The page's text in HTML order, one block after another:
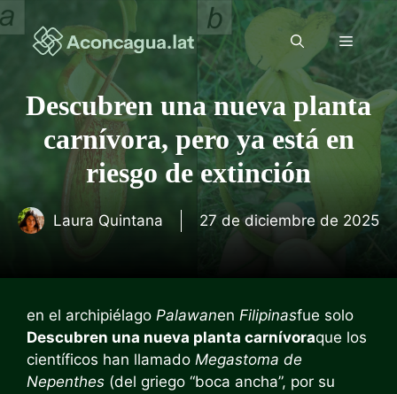
Saltar
al
contenido
Menú
Descubren una nueva planta
carnívora, pero ya está en
riesgo de extinción
Laura Quintana 27 de diciembre de 2025
en el archipiélago Palawanen Filipinasfue solo
Descubren una nueva planta carnívoraque los
científicos han llamado Megastoma de
Nepenthes (del griego “boca ancha”, por su